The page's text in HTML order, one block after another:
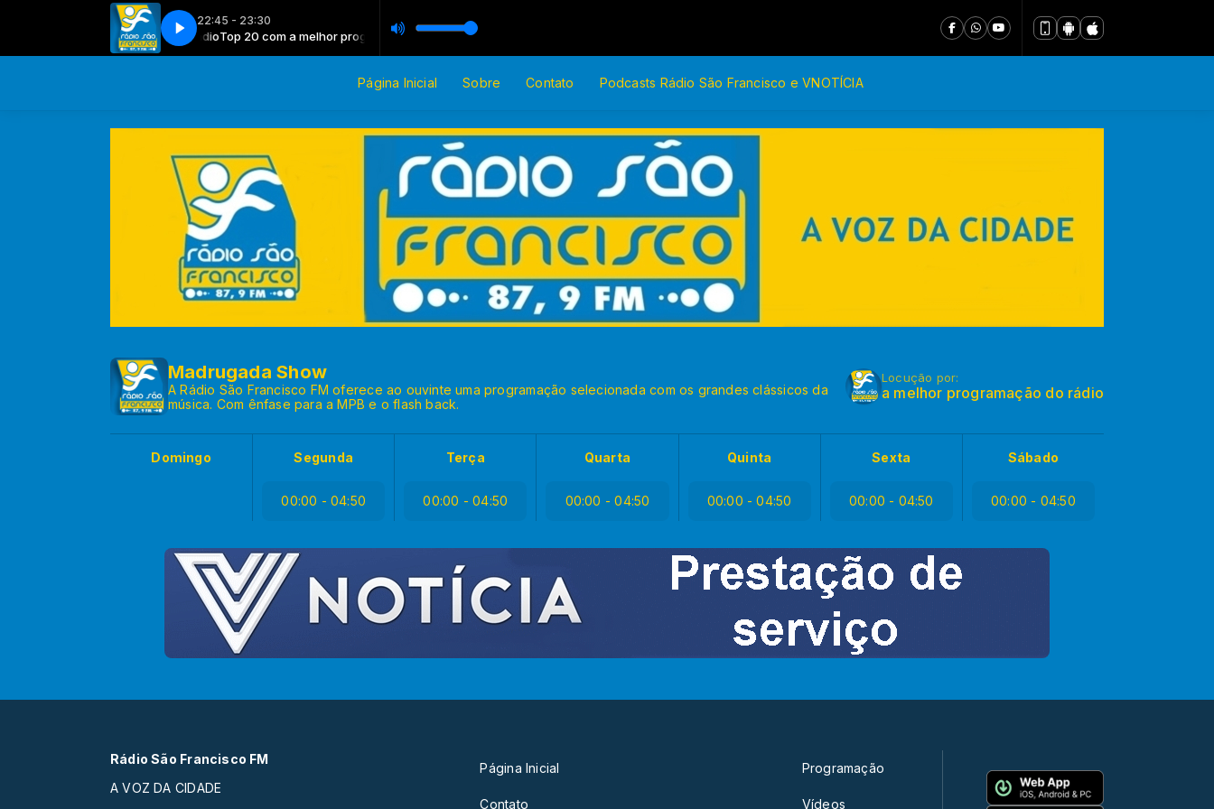
22:45 - 23:30
com a melhor programação do rádioTop 20 com a melhor programação do rádio
MPB com Anne Kyiatkovski MPB com Anne Kyiatkovski
Página Inicial Sobre Contato Podcasts Rádio São Francisco e VNOTÍCIA
Madrugada Show
A Rádio São Francisco FM oferece ao ouvinte uma programação selecionada com os grandes clássicos da
música. Com ênfase para a MPB e o flash back.
Locução por:
a melhor programação do rádio
Domingo Segunda
00:00 - 04:50
Terça
00:00 - 04:50
Quarta
00:00 - 04:50
Quinta
00:00 - 04:50
Sexta
00:00 - 04:50
Sábado
00:00 - 04:50
Rádio São Francisco FM
A VOZ DA CIDADE
Página Inicial
Contato
Programação
Vídeos